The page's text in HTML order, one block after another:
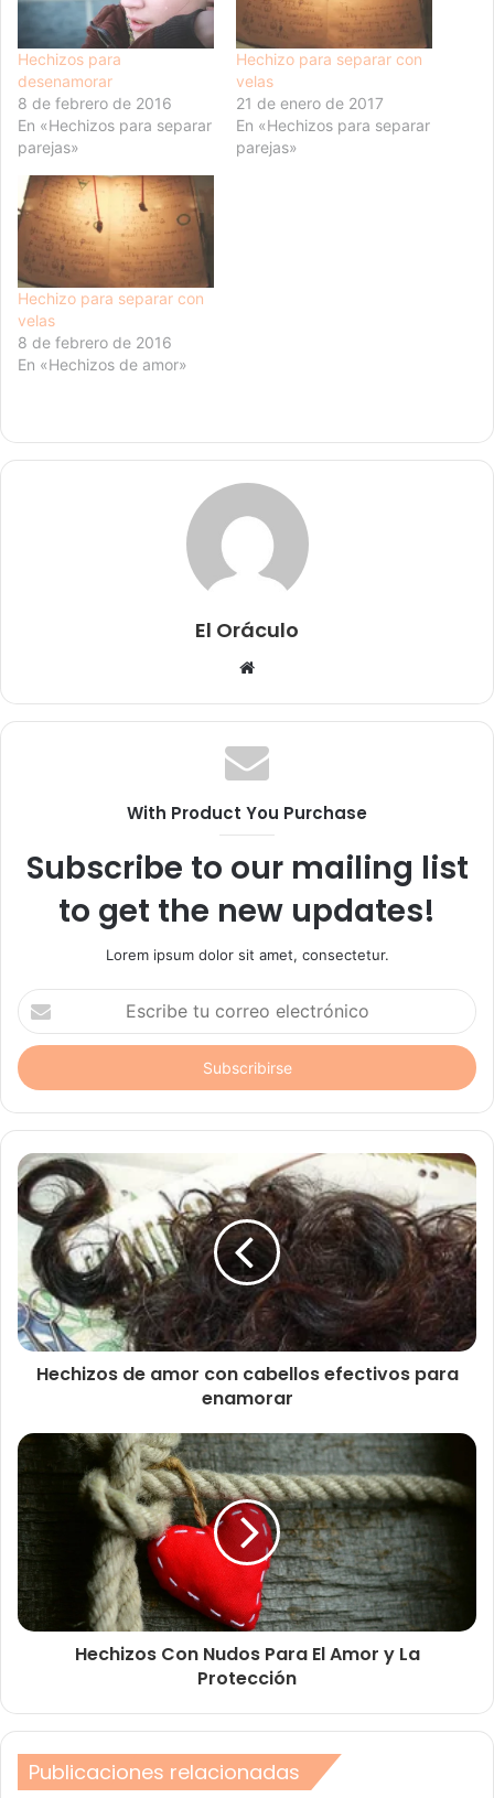
Hechizos para
desenamorar
8 de febrero de 2016
En «Hechizos para separar
parejas»
Hechizo para separar con
velas
21 de enero de 2017
En «Hechizos para separar
parejas»
Hechizo para separar con
velas
8 de febrero de 2016
En «Hechizos de amor»
El Oráculo
Sitio
With Product You Purchase
Subscribe to our mailing list
to get the new updates!
Lorem ipsum dolor sit amet, consectetur.
Escribe
tu
correo
electrónico
Hechizos de amor con cabellos efectivos para
enamorar
Hechizos Con Nudos Para El Amor y La
Protección
Publicaciones relacionadas